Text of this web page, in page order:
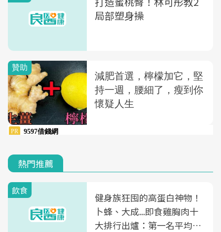
局部塑身操
熱門推薦
飲食
健身族狂囤的高蛋白神物！
卜蜂、大成...即食雞胸肉十
大排行出爐：第一名平均一